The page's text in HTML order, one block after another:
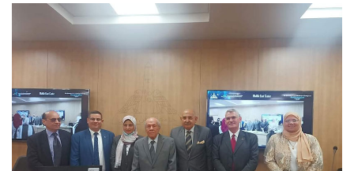
الطلاب
هيئة التدريس
الدراسات العليا
الخريجين